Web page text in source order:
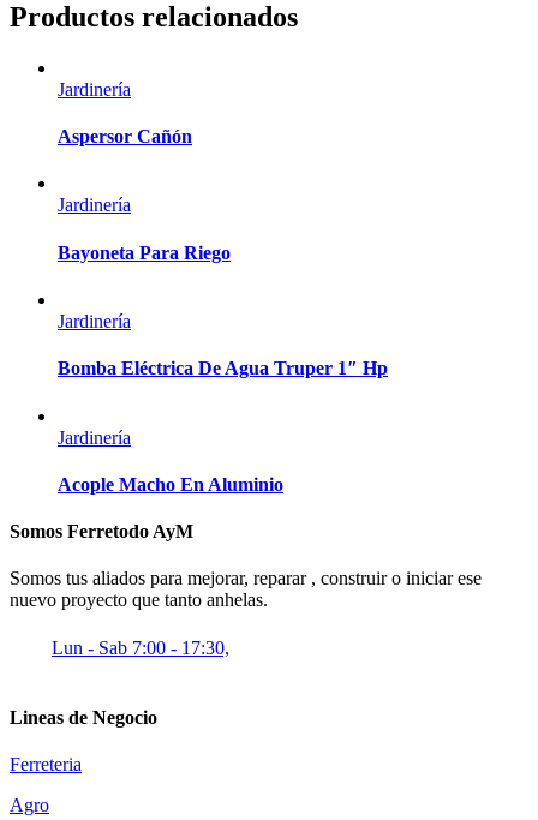
Productos relacionados
Jardinería
Aspersor Cañón
Jardinería
Bayoneta Para Riego
Jardinería
Bomba Eléctrica De Agua Truper 1″ Hp
Jardinería
Acople Macho En Aluminio
Somos Ferretodo AyM
Somos tus aliados para mejorar, reparar , construir o iniciar ese
nuevo proyecto que tanto anhelas.
Lun - Sab 7:00 - 17:30,
Lineas de Negocio
Ferreteria
Agro